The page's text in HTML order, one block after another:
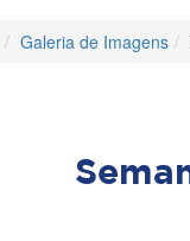
Galeria de Imagens